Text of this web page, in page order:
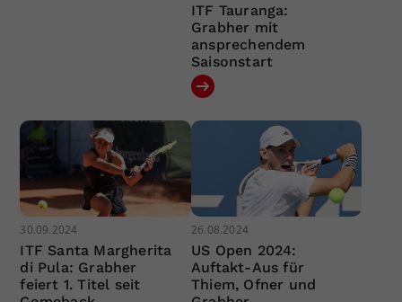
ITF Tauranga:
Grabher mit
ansprechendem
Saisonstart
30.09.2024
ITF Santa Margherita
di Pula: Grabher
feiert 1. Titel seit
26.08.2024
US Open 2024:
Auftakt-Aus für
Thiem, Ofner und